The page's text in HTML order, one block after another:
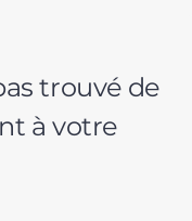
trouvé de
à votre